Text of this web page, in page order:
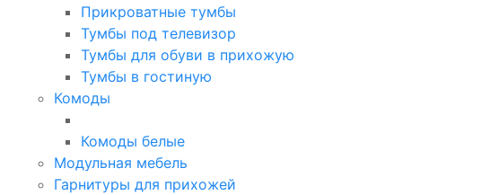
Прикроватные тумбы
Тумбы под телевизор
Тумбы для обуви в прихожую
Тумбы в гостиную
Комоды
Комоды белые
Модульная мебель
Гарнитуры для прихожей